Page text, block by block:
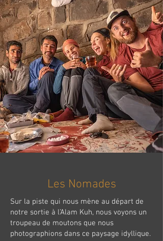
Les Nomades
Sur la piste qui nous mène au départ de
notre sortie à l’Alam Kuh, nous voyons un
troupeau de moutons que nous
photographions dans ce paysage idyllique.